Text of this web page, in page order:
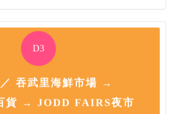
D3
吞武里海鮮市場 →
貨 → JODD FAIRS夜市